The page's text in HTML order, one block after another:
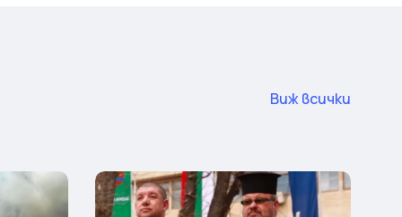
Виж всички